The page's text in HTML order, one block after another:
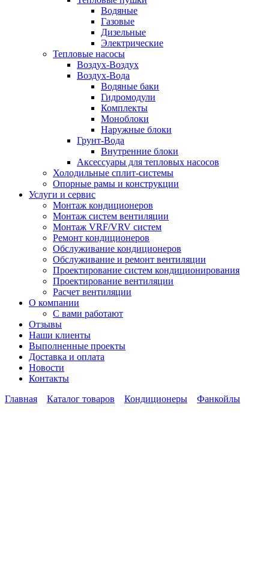
Водяные
Газовые
Дизельные
Электрические
Тепловые насосы
Воздух-Воздух
Воздух-Вода
Водяные баки
Гидромодули
Комплекты
Моноблоки
Наружные блоки
Грунт-Вода
Внутренние блоки
Аксессуары для тепловых насосов
Холодильные сплит-системы
Опорные рамы и конструкции
Услуги и сервис
Монтаж кондиционеров
Монтаж систем вентиляции
Монтаж VRF/VRV систем
Ремонт кондиционеров
Обслуживание кондиционеров
Обслуживание и ремонт вентиляции
Проектирование систем кондиционирования
Проектирование вентиляции
Расчет вентиляции
О компании
С вами работают
Отзывы
Наши клиенты
Выполненные проекты
Доставка и оплата
Новости
Контакты
Главная
Каталог товаров Кондиционеры Фанкойлы